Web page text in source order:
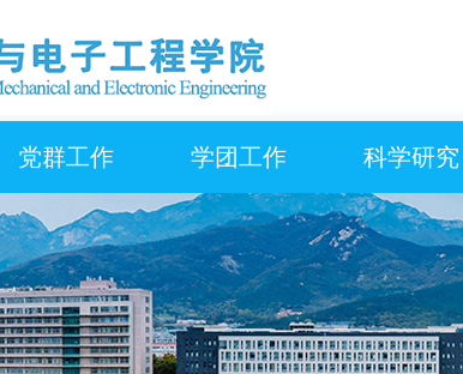
党群工作 学团工作 科学研究